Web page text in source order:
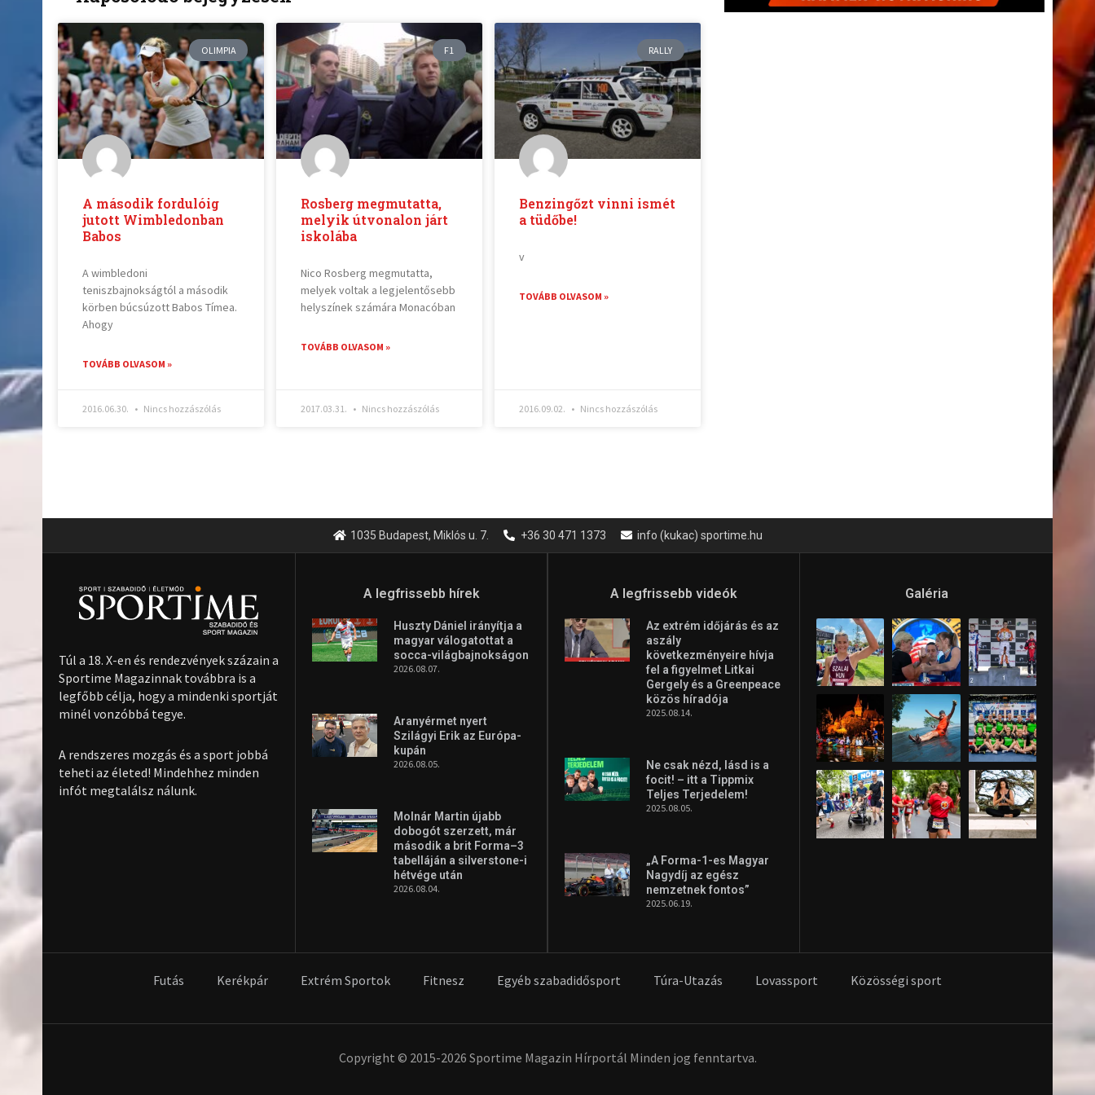
OLIMPIA
A második fordulóig
jutott Wimbledonban
Babos
A wimbledoni
teniszbajnokságtól a második
körben búcsúzott Babos Tímea.
Ahogy
TOVÁBB OLVASOM »
2016.06.30. Nincs hozzászólás
F1
Rosberg megmutatta,
melyik útvonalon járt
iskolába
Nico Rosberg megmutatta,
melyek voltak a legjelentősebb
helyszínek számára Monacóban
TOVÁBB OLVASOM »
2017.03.31. Nincs hozzászólás
RALLY
Benzingőzt vinni ismét
a tüdőbe!
v
TOVÁBB OLVASOM »
2016.09.02. Nincs hozzászólás
1035 Budapest, Miklós u. 7. +36 30 471 1373 info (kukac) sportime.hu
Túl a 18. X-en és rendezvények százain a
Sportime Magazinnak továbbra is a
legfőbb célja, hogy a mindenki sportját
minél vonzóbbá tegye.
A rendszeres mozgás és a sport jobbá
teheti az életed! Mindehhez minden
infót megtalálsz nálunk.
A legfrissebb hírek
Huszty Dániel irányítja a
magyar válogatottat a
socca-világbajnokságon
2026.08.07.
Aranyérmet nyert
Szilágyi Erik az Európa-
kupán
2026.08.05.
Molnár Martin újabb
dobogót szerzett, már
második a brit Forma–3
tabelláján a silverstone-i
hétvége után
2026.08.04.
A legfrissebb videók
Az extrém időjárás és az
aszály
következményeire hívja
fel a figyelmet Litkai
Gergely és a Greenpeace
közös híradója
2025.08.14.
Ne csak nézd, lásd is a
focit! – itt a Tippmix
Teljes Terjedelem!
2025.08.05.
„A Forma-1-es Magyar
Nagydíj az egész
nemzetnek fontos”
2025.06.19.
Galéria
Futás Kerékpár Extrém Sportok Fitnesz Egyéb szabadidősport Túra-Utazás Lovassport Közösségi sport
Copyright © 2015-2026 Sportime Magazin Hírportál Minden jog fenntartva.